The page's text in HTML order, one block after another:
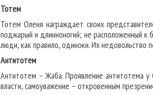
Тотем
Тотем Оленя награждает своих
поджарый и длинноногий; не расположенный
люди, как правило, одиноки. Их недовольство
Антитотем
Антитотем – Жаба. Проявление антитотема у
власти, самоуважение – откровенным